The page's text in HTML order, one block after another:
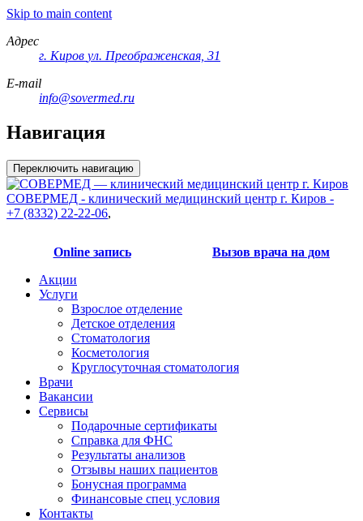
Skip to main content
Адрес
г. Киров ул. Преображенская, 31
E-mail
info@sovermed.ru
Навигация
Переключить навигацию
СОВЕРМЕД - клинический медицинский центр г. Киров -
+7 (8332) 22-22-06,
Online запись
Вызов врача на дом
Акции
Услуги
Взрослое отделение
Детское отделения
Стоматология
Косметология
Круглосуточная стоматология
Врачи
Вакансии
Сервисы
Подарочные сертификаты
Справка для ФНС
Результаты анализов
Отзывы наших пациентов
Бонусная программа
Финансовые спец условия
Контакты